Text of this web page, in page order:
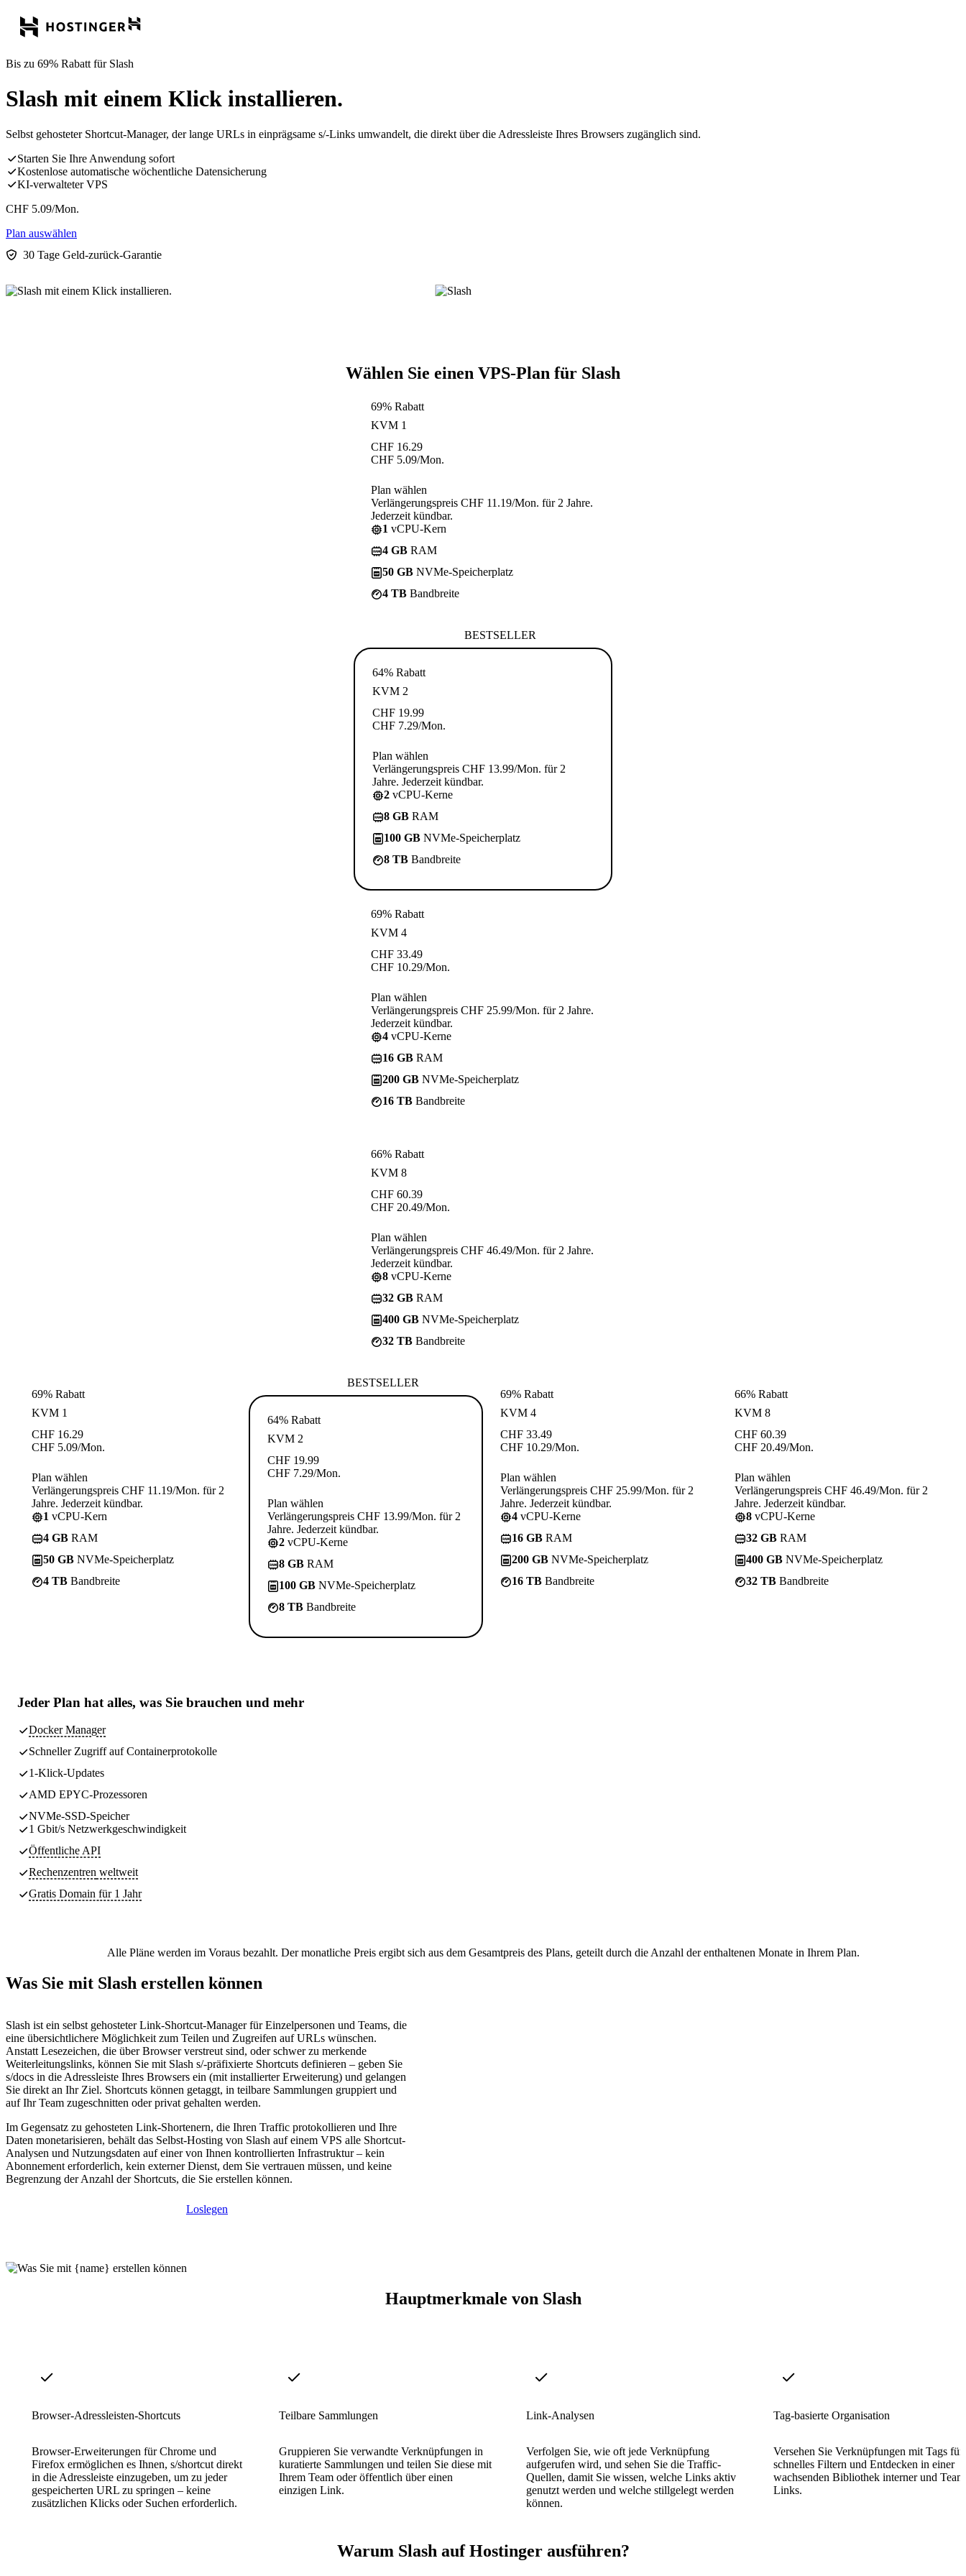
Bis zu 69% Rabatt für Slash
Slash mit einem Klick installieren.
Selbst gehosteter Shortcut-Manager, der lange URLs in einprägsame s/-Links umwandelt, die direkt über die Adressleiste Ihres Browsers zugänglich sind.
Starten Sie Ihre Anwendung sofort
Kostenlose automatische wöchentliche Datensicherung
KI-verwalteter VPS
CHF 5.09/Mon.
Plan auswählen
30 Tage Geld-zurück-Garantie
Wählen Sie einen VPS-Plan für Slash
69% Rabatt
KVM 1
CHF 16.29
CHF 5.09/Mon.
Plan wählen
Verlängerungspreis CHF 11.19/Mon. für 2 Jahre.
Jederzeit kündbar.
1 vCPU-Kern
4 GB RAM
50 GB NVMe-Speicherplatz
4 TB Bandbreite
BESTSELLER
64% Rabatt
KVM 2
CHF 19.99
CHF 7.29/Mon.
Plan wählen
Verlängerungspreis CHF 13.99/Mon. für 2
Jahre. Jederzeit kündbar.
2 vCPU-Kerne
8 GB RAM
100 GB NVMe-Speicherplatz
8 TB Bandbreite
69% Rabatt
KVM 4
CHF 33.49
CHF 10.29/Mon.
Plan wählen
Verlängerungspreis CHF 25.99/Mon. für 2 Jahre.
Jederzeit kündbar.
4 vCPU-Kerne
16 GB RAM
200 GB NVMe-Speicherplatz
16 TB Bandbreite
66% Rabatt
KVM 8
CHF 60.39
CHF 20.49/Mon.
Plan wählen
Verlängerungspreis CHF 46.49/Mon. für 2 Jahre.
Jederzeit kündbar.
8 vCPU-Kerne
32 GB RAM
400 GB NVMe-Speicherplatz
32 TB Bandbreite
69% Rabatt
KVM 1
CHF 16.29
CHF 5.09/Mon.
Plan wählen
Verlängerungspreis CHF 11.19/Mon. für 2
Jahre. Jederzeit kündbar.
1 vCPU-Kern
4 GB RAM
50 GB NVMe-Speicherplatz
4 TB Bandbreite
BESTSELLER
64% Rabatt
KVM 2
CHF 19.99
CHF 7.29/Mon.
Plan wählen
Verlängerungspreis CHF 13.99/Mon. für 2
Jahre. Jederzeit kündbar.
2 vCPU-Kerne
8 GB RAM
100 GB NVMe-Speicherplatz
8 TB Bandbreite
69% Rabatt
KVM 4
CHF 33.49
CHF 10.29/Mon.
Plan wählen
Verlängerungspreis CHF 25.99/Mon. für 2
Jahre. Jederzeit kündbar.
4 vCPU-Kerne
16 GB RAM
200 GB NVMe-Speicherplatz
16 TB Bandbreite
66% Rabatt
KVM 8
CHF 60.39
CHF 20.49/Mon.
Plan wählen
Verlängerungspreis CHF 46.49/Mon. für 2
Jahre. Jederzeit kündbar.
8 vCPU-Kerne
32 GB RAM
400 GB NVMe-Speicherplatz
32 TB Bandbreite
Jeder Plan hat alles, was Sie brauchen und mehr
Docker Manager
Schneller Zugriff auf Containerprotokolle
1-Klick-Updates
AMD EPYC-Prozessoren
NVMe-SSD-Speicher
1 Gbit/s Netzwerkgeschwindigkeit
Öffentliche API
Rechenzentren weltweit
Gratis Domain für 1 Jahr
Alle Pläne werden im Voraus bezahlt. Der monatliche Preis ergibt sich aus dem Gesamtpreis des Plans, geteilt durch die Anzahl der enthaltenen Monate in Ihrem Plan.
Was Sie mit Slash erstellen können
Slash ist ein selbst gehosteter Link-Shortcut-Manager für Einzelpersonen und Teams, die
eine übersichtlichere Möglichkeit zum Teilen und Zugreifen auf URLs wünschen.
Anstatt Lesezeichen, die über Browser verstreut sind, oder schwer zu merkende
Weiterleitungslinks, können Sie mit Slash s/-präfixierte Shortcuts definieren – geben Sie
s/docs in die Adressleiste Ihres Browsers ein (mit installierter Erweiterung) und gelangen
Sie direkt an Ihr Ziel. Shortcuts können getaggt, in teilbare Sammlungen gruppiert und
auf Ihr Team zugeschnitten oder privat gehalten werden.
Im Gegensatz zu gehosteten Link-Shortenern, die Ihren Traffic protokollieren und Ihre
Daten monetarisieren, behält das Selbst-Hosting von Slash auf einem VPS alle Shortcut-
Analysen und Nutzungsdaten auf einer von Ihnen kontrollierten Infrastruktur – kein
Abonnement erforderlich, kein externer Dienst, dem Sie vertrauen müssen, und keine
Begrenzung der Anzahl der Shortcuts, die Sie erstellen können.
Loslegen
Hauptmerkmale von Slash
Browser-Adressleisten-Shortcuts
Browser-Erweiterungen für Chrome und
Firefox ermöglichen es Ihnen, s/shortcut direkt
in die Adressleiste einzugeben, um zu jeder
gespeicherten URL zu springen – keine
zusätzlichen Klicks oder Suchen erforderlich.
Teilbare Sammlungen
Gruppieren Sie verwandte Verknüpfungen in
kuratierte Sammlungen und teilen Sie diese mit
Ihrem Team oder öffentlich über einen
einzigen Link.
Link-Analysen
Verfolgen Sie, wie oft jede Verknüpfung
aufgerufen wird, und sehen Sie die Traffic-
Quellen, damit Sie wissen, welche Links aktiv
genutzt werden und welche stillgelegt werden
können.
Tag-basierte Organisation
Versehen Sie Verknüpfungen mit Tags für
schnelles Filtern und Entdecken in einer
wachsenden Bibliothek interner und
Links.
Warum Slash auf Hostinger ausführen?